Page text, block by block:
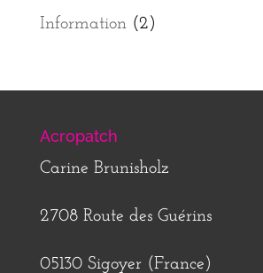
Information(2)
Acropatch
Carine Brunisholz
2708 Route des Guérins
05130 Sigoyer (France)